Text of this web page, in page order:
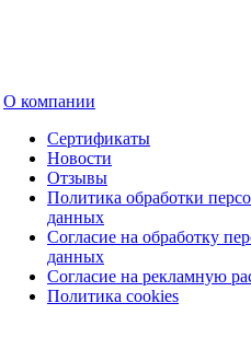
О компании
Сертификаты
Новости
Отзывы
Политика обработки
данных
Согласие на обработку
данных
Согласие на рекламную
Политика cookies